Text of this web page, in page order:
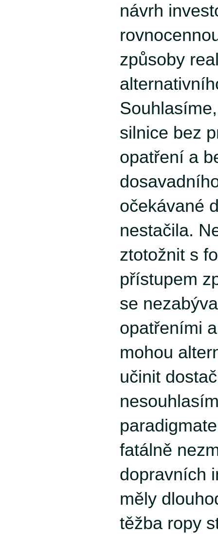
návrh
způsoby
silnice bez
opatření a
očekávané
nestačila.
ztotožnit s
přístupem
se
opatřeními
mohou
učinit
fatálně
dopravních
měly
těžba ropy